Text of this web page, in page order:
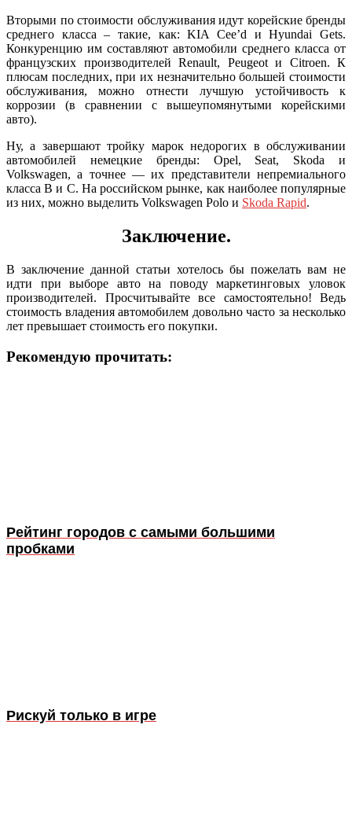
Вторыми по стоимости обслуживания идут корейские бренды
среднего класса – такие, как: KIA Cee’d и Hyundai Gets.
Конкуренцию им составляют автомобили среднего класса от
французских производителей Renault, Peugeot и Citroen. К
плюсам последних, при их незначительно большей стоимости
обслуживания, можно отнести лучшую устойчивость к
коррозии (в сравнении с вышеупомянутыми корейскими
авто).
Ну, а завершают тройку марок недорогих в обслуживании
автомобилей немецкие бренды: Opel, Seat, Skoda и
Volkswagen, а точнее — их представители непремиального
класса B и С. На российском рынке, как наиболее популярные
из них, можно выделить Volkswagen Polo и Skoda Rapid.
Заключение.
В заключение данной статьи хотелось бы пожелать вам не
идти при выборе авто на поводу маркетинговых уловок
производителей. Просчитывайте все самостоятельно! Ведь
стоимость владения автомобилем довольно часто за несколько
лет превышает стоимость его покупки.
Рекомендую прочитать:
Рейтинг городов с самыми большими
пробками
Рискуй только в игре